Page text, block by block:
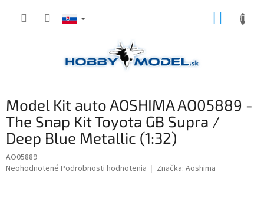
Model Kit auto AOSHIMA AO05889 -
The Snap Kit Toyota GB Supra /
Deep Blue Metallic (1:32)
AO05889
Priemerné
Neohodnotené Podrobnosti hodnotenia Značka: Aoshima